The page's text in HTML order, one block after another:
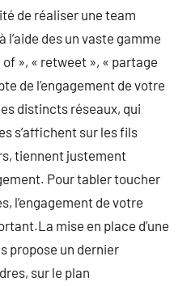
de réaliser une team
l’aide des un vaste gamme
», « retweet », « partage
de l’engagement de votre
distincts réseaux, qui
s’affichent sur les fils
tiennent justement
Pour tabler toucher
l’engagement de votre
mise en place d’une
propose un dernier
sur le plan